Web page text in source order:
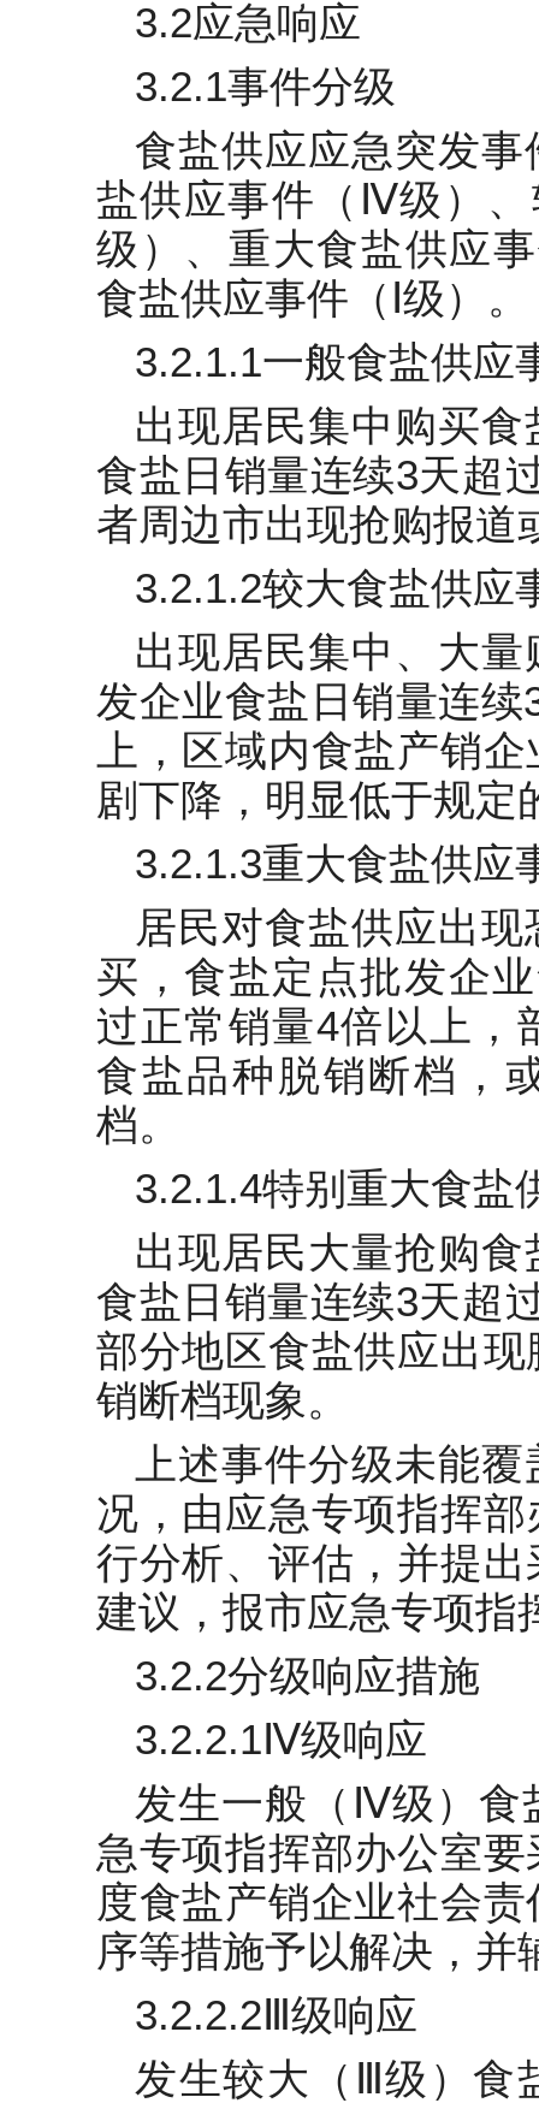
3.2应急响应
3.2.1事件分级
食盐供应应急突发
盐供应事件（Ⅳ级）
级）、重大食盐供应
食盐供应事件（Ⅰ级）。
3.2.1.1一般食盐供
出现居民集中购买
食盐日销量连续3天超
者周边市出现抢购报道
3.2.1.2较大食盐供应
出现居民集中、大
发企业食盐日销量连
上，区域内食盐产销
剧下降，明显低于规定
3.2.1.3重大食盐供应
居民对食盐供应出
买，食盐定点批发企
过正常销量4倍以上，
食盐品种脱销断档，
档。
3.2.1.4特别重大食盐
出现居民大量抢购
食盐日销量连续3天超
部分地区食盐供应出
销断档现象。
上述事件分级未能
况，由应急专项指挥
行分析、评估，并提
建议，报市应急专项指
3.2.2分级响应措施
3.2.2.1Ⅳ级响应
发生一般（Ⅳ级）食
急专项指挥部办公室
度食盐产销企业社会
序等措施予以解决，并
3.2.2.2Ⅲ级响应
发生较大（Ⅲ级）食